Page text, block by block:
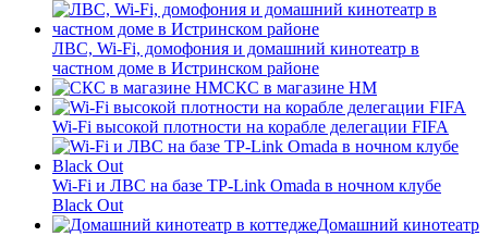
ЛВС, Wi-Fi, домофония и домашний кинотеатр в
частном доме в Истринском районе
СКС в магазине HM
Wi-Fi высокой плотности на корабле делегации FIFA
Wi-Fi и ЛВС на базе TP-Link Omada в ночном клубе
Black Out
Домашний кинотеатр